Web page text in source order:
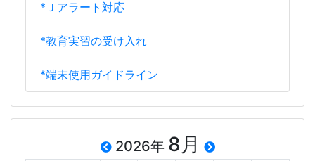
*Ｊアラート対応
*教育実習の受け入れ
*端末使用ガイドライン
2026年 8月